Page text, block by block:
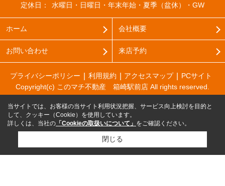
定休日：
水曜日・日曜日・年末年始・夏季（盆休）・GW
ホーム 会社概要
お問い合わせ 来店予約
プライバシーポリシー 利用規約 アクセスマップ
PCサイト
Copyright(c) このマチ不動産 箱崎駅前店 All rights reserved.
当サイトでは、お客様の当サイト利用状況把握、サービス向上検討を目的と
して、クッキー（Cookie）を使用しています。
詳しくは、当社の 「Cookieの取扱いについて」 をご確認ください。
閉じる